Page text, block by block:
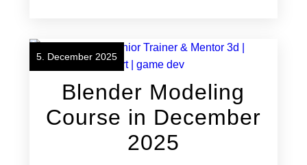
5. December 2025
Blender Modeling
Course in December
2025